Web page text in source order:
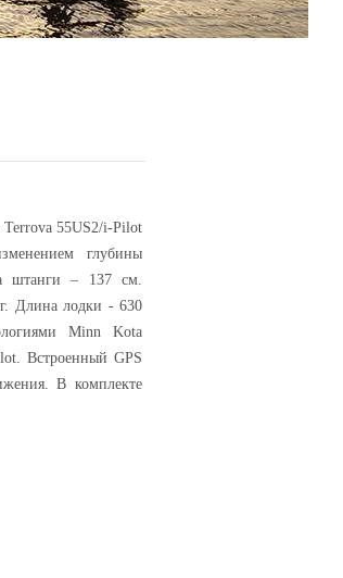
55US2/i-Pilot
глубины
штанги – 137 см.
Длина лодки - 630
Minn Kota
Встроенный GPS
В комплекте